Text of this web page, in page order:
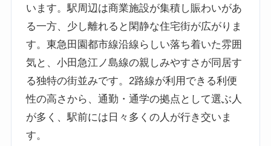
います。駅周辺は商業施設が集積し賑わいがあ
る一方、少し離れると閑静な住宅街が広がりま
す。東急田園都市線沿線らしい落ち着いた雰囲
気と、小田急江ノ島線の親しみやすさが同居す
る独特の街並みです。2路線が利用できる利便
性の高さから、通勤・通学の拠点として選ぶ人
が多く、駅前には日々多くの人が行き交いま
す。